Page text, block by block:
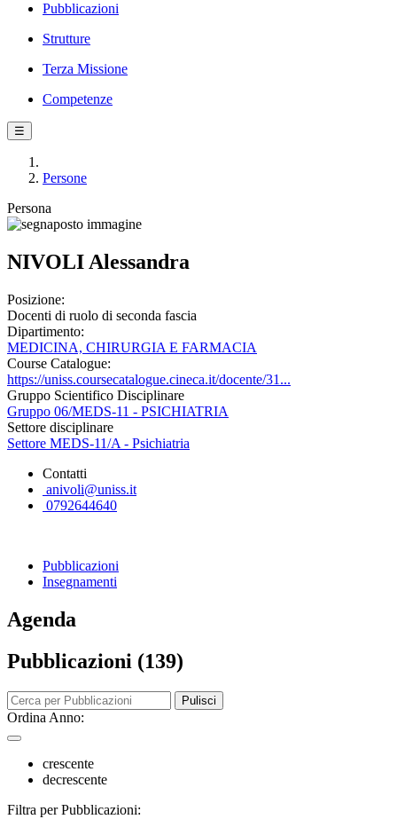
Pubblicazioni
Strutture
Terza Missione
Competenze
☰
Persone
Persona
NIVOLI Alessandra
Posizione:
Docenti di ruolo di seconda fascia
Dipartimento:
MEDICINA, CHIRURGIA E FARMACIA
Course Catalogue:
https://uniss.coursecatalogue.cineca.it/docente/31...
Gruppo Scientifico Disciplinare
Gruppo 06/MEDS-11 - PSICHIATRIA
Settore disciplinare
Settore MEDS-11/A - Psichiatria
Contatti
anivoli@uniss.it
0792644640
Pubblicazioni
Insegnamenti
Agenda
Pubblicazioni (139)
Pulisci
Ordina Anno:
crescente
decrescente
Filtra per Pubblicazioni: